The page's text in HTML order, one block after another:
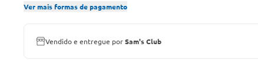
Ver mais formas de pagamento
Vendido e entregue porSam's Club